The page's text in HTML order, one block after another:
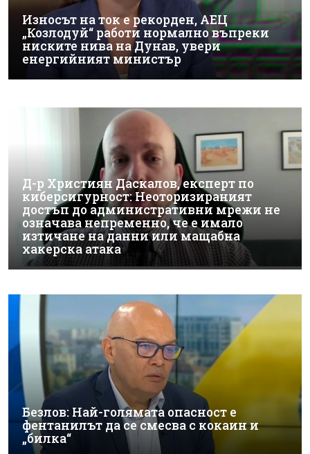
Износът на ток е рекорден, АЕЦ
„Козлодуй“ работи нормално въпреки
ниските нива на Дунав, увери
енергийният министър
Д-р Християн Даскалов, експерт по
киберсигурност: Неоторизираният
достъп до административни мрежи не
означава непременно, че е имало
изтичане на данни или мащабна
хакерска атака
Безлов: Най-голямата опасност е
фентанилът да се смесва с кокаин и
„билка“